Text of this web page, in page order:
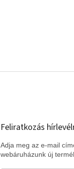
Feliratkozás
Adja meg az e-mail
webáruházunk új